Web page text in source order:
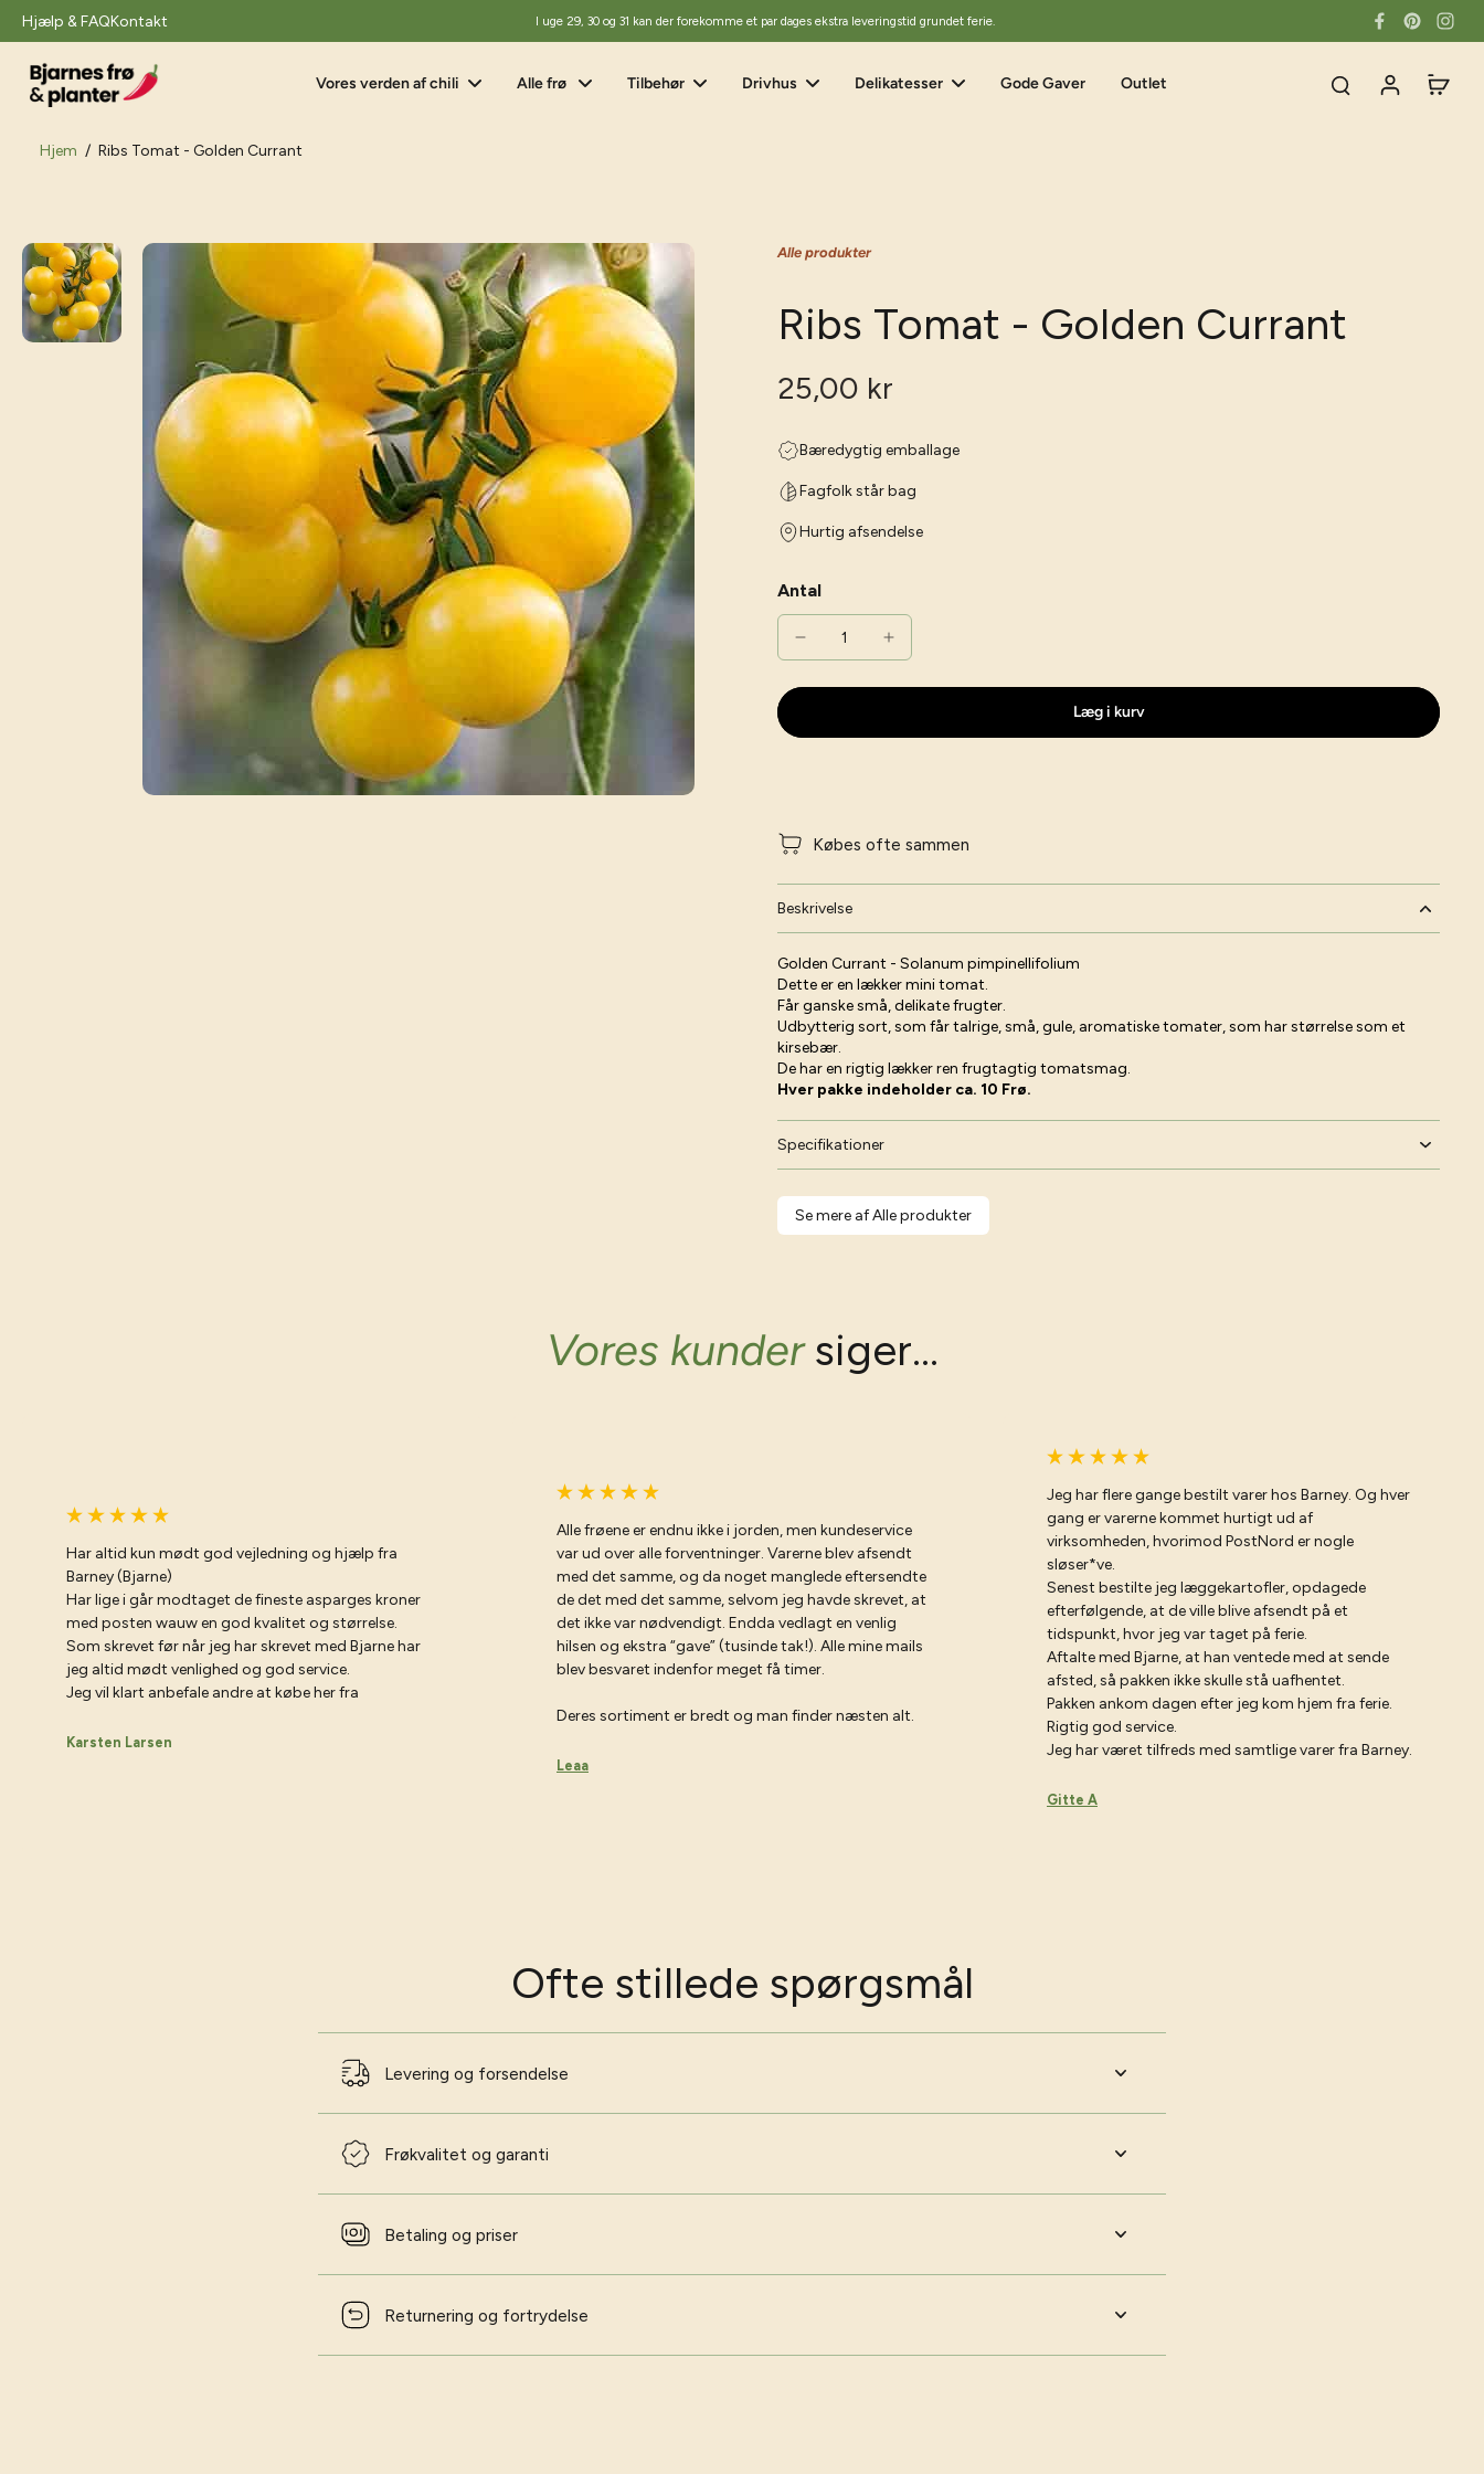
Hjælp & FAQKontakt I uge 29, 30 og 31 kan der forekomme et par dages ekstra leveringstid grundet ferie.
Vores verden af chili Alle frø Tilbehør Drivhus Delikatesser Gode Gaver Outlet
Hjem / Ribs Tomat - Golden Currant
Gå
til
produktoplysninger
Alle produkter
Ribs Tomat - Golden Currant
25,00 kr
Bæredygtig emballage
Fagfolk står bag
Hurtig afsendelse
Antal
Læg i kurv
Købes ofte sammen
Beskrivelse
Golden Currant - Solanum pimpinellifolium
Dette er en lækker mini tomat.
Får ganske små, delikate frugter.
Udbytterig sort, som får talrige, små, gule, aromatiske tomater, som har størrelse som et
kirsebær.
De har en rigtig lækker ren frugtagtig tomatsmag.
Hver pakke indeholder ca. 10 Frø.
Specifikationer
Se mere af Alle produkter
Vores kundersiger...
Har altid kun mødt god vejledning og hjælp fra
Barney (Bjarne)
Har lige i går modtaget de fineste asparges kroner
med posten wauw en god kvalitet og størrelse.
Som skrevet før når jeg har skrevet med Bjarne har
jeg altid mødt venlighed og god service.
Jeg vil klart anbefale andre at købe her fra
Karsten Larsen
Alle frøene er endnu ikke i jorden, men kundeservice
var ud over alle forventninger. Varerne blev afsendt
med det samme, og da noget manglede eftersendte
de det med det samme, selvom jeg havde skrevet, at
det ikke var nødvendigt. Endda vedlagt en venlig
hilsen og ekstra “gave” (tusinde tak!). Alle mine mails
blev besvaret indenfor meget få timer.
Deres sortiment er bredt og man finder næsten alt.
Leaa
Jeg har flere gange bestilt varer hos Barney. Og hver
gang er varerne kommet hurtigt ud af
virksomheden, hvorimod PostNord er nogle
sløser*ve.
Senest bestilte jeg læggekartofler, opdagede
efterfølgende, at de ville blive afsendt på et
tidspunkt, hvor jeg var taget på ferie.
Aftalte med Bjarne, at han ventede med at sende
afsted, så pakken ikke skulle stå uafhentet.
Pakken ankom dagen efter jeg kom hjem fra ferie.
Rigtig god service.
Jeg har været tilfreds med samtlige varer fra Barney.
Gitte A
Ofte stillede spørgsmål
Levering og forsendelse
Frøkvalitet og garanti
Betaling og priser
Returnering og fortrydelse